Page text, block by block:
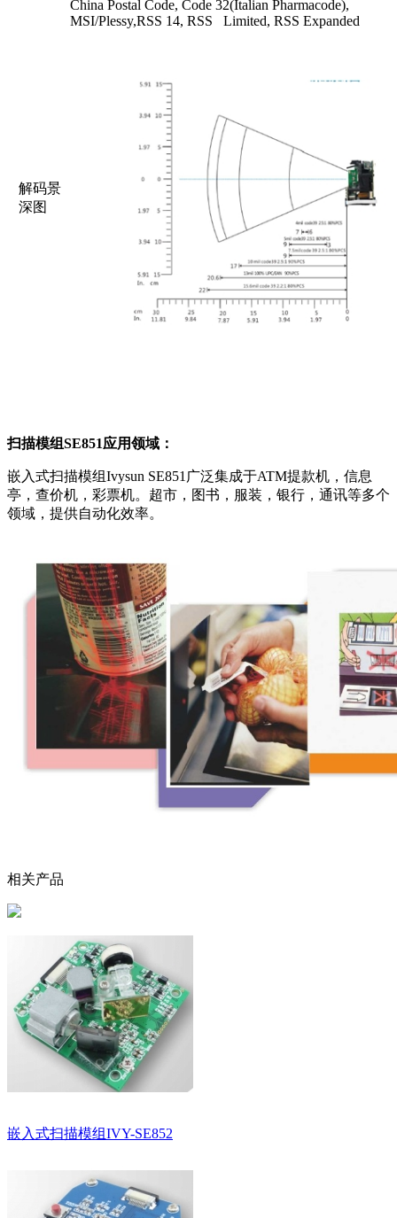
China Postal Code, Code 32(Italian Pharmacode),
MSI/Plessy,RSS 14, RSS Limited, RSS Expanded
解码景
深图
扫描模组SE851应用领域：
嵌入式扫描模组Ivysun SE851广泛集成于ATM提款机，信息
亭，查价机，彩票机。超市，图书，服装，银行，通讯等多个
领域，提供自动化效率。
相关产品
嵌入式扫描模组IVY-SE852